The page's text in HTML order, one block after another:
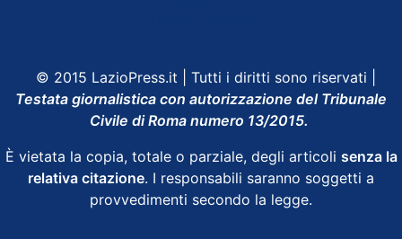
© 2015 LazioPress.it | Tutti i diritti sono riservati |
Testata giornalistica con autorizzazione del Tribunale
Civile di Roma numero 13/2015.
È vietata la copia, totale o parziale, degli articoli senza la
relativa citazione. I responsabili saranno soggetti a
provvedimenti secondo la legge.